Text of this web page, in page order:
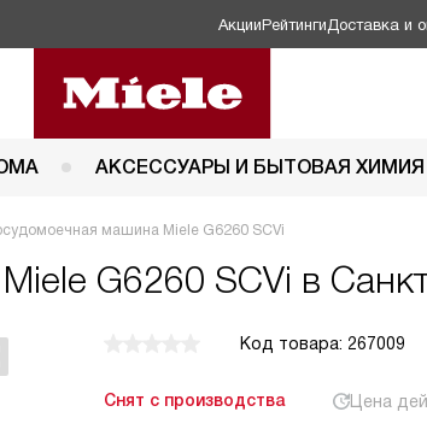
АкцииРейтинги Доставка и
АКСЕССУАРЫ И БЫТОВАЯ ХИМИЯ
машина Miele G6260 SCVi
Miele G6260 SCVi в
Код товара: 267009
Снят с производства Цена